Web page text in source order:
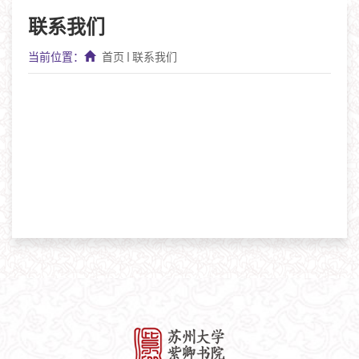
联系我们
当前位置： 首页 联系我们